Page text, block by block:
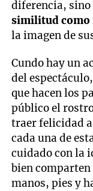
diferencia, sino
similitud como
la imagen de
Cundo hay un
del
que hacen los
público el
traer felicidad
cada una de
cuidado con la
bien
manos, pies y